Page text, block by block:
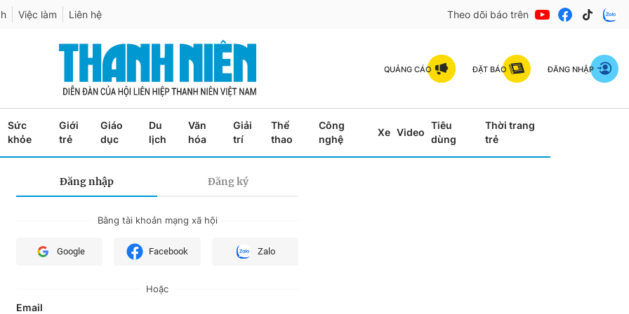
Việc làm Liên hệ Theo dõi báo trên
QUẢNG CÁO ĐẶT BÁO ĐĂNG NHẬP
Sức
khỏe
Giới
trẻ
Giáo
dục
Du
lịch
Văn
hóa
Giải
trí
Thể
thao
Công
nghệ
Xe Video
Tiêu
dùng
Thời trang
trẻ
Đăng nhập Đăng ký
Bằng tài khoản mạng xã hội
Google Facebook Zalo
Hoặc
Email